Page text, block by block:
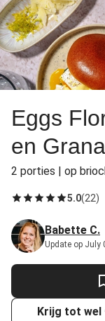
Eggs
en
2 porties | op
5.0(22)
Babette C.
Update op July
Krijg tot wel